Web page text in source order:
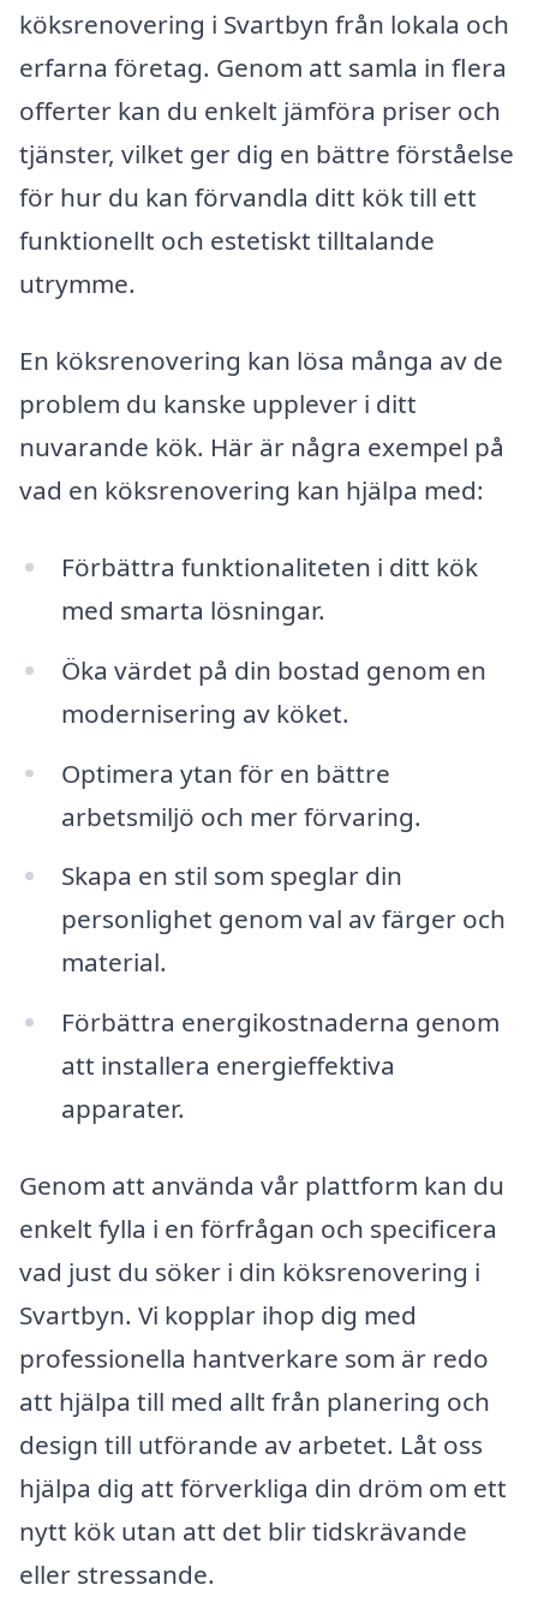
köksrenovering i Svartbyn från lokala och
erfarna företag. Genom att samla in flera
offerter kan du enkelt jämföra priser och
tjänster, vilket ger dig en bättre förståelse
för hur du kan förvandla ditt kök till ett
funktionellt och estetiskt tilltalande
utrymme.
En köksrenovering kan lösa många av de
problem du kanske upplever i ditt
nuvarande kök. Här är några exempel på
vad en köksrenovering kan hjälpa med:
Förbättra funktionaliteten i ditt kök
med smarta lösningar.
Öka värdet på din bostad genom en
modernisering av köket.
Optimera ytan för en bättre
arbetsmiljö och mer förvaring.
Skapa en stil som speglar din
personlighet genom val av färger och
material.
Förbättra energikostnaderna genom
att installera energieffektiva
apparater.
Genom att använda vår plattform kan du
enkelt fylla i en förfrågan och specificera
vad just du söker i din köksrenovering i
Svartbyn. Vi kopplar ihop dig med
professionella hantverkare som är redo
att hjälpa till med allt från planering och
design till utförande av arbetet. Låt oss
hjälpa dig att förverkliga din dröm om ett
nytt kök utan att det blir tidskrävande
eller stressande.